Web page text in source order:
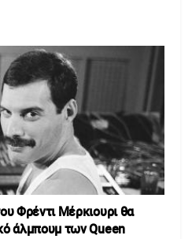
Φρέντι Μέρκιουρι θα
άλμπουμ των Queen